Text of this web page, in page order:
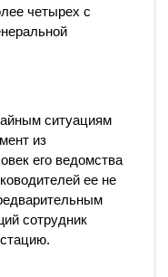
четырех с
ситуациям
из
его ведомства
ее не
сотрудник